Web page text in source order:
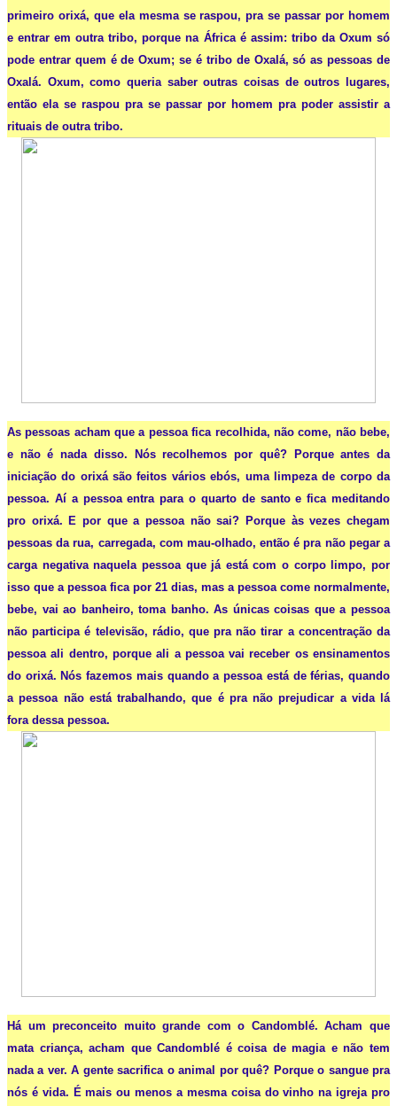
primeiro orixá, que ela mesma se raspou, pra se passar por homem
e entrar em outra tribo, porque na África é assim: tribo da Oxum só
pode entrar quem é de Oxum; se é tribo de Oxalá, só as pessoas de
Oxalá. Oxum, como queria saber outras coisas de outros lugares,
então ela se raspou pra se passar por homem pra poder assistir a
rituais de outra tribo.
As pessoas acham que a pessoa fica recolhida, não come, não bebe,
e não é nada disso. Nós recolhemos por quê? Porque antes da
iniciação do orixá são feitos vários ebós, uma limpeza de corpo da
pessoa. Aí a pessoa entra para o quarto de santo e fica meditando
pro orixá. E por que a pessoa não sai? Porque às vezes chegam
pessoas da rua, carregada, com mau-olhado, então é pra não pegar a
carga negativa naquela pessoa que já está com o corpo limpo, por
isso que a pessoa fica por 21 dias, mas a pessoa come normalmente,
bebe, vai ao banheiro, toma banho. As únicas coisas que a pessoa
não participa é televisão, rádio, que pra não tirar a concentração da
pessoa ali dentro, porque ali a pessoa vai receber os ensinamentos
do orixá. Nós fazemos mais quando a pessoa está de férias, quando
a pessoa não está trabalhando, que é pra não prejudicar a vida lá
fora dessa pessoa.
Há um preconceito muito grande com o Candomblé. Acham que
mata criança, acham que Candomblé é coisa de magia e não tem
nada a ver. A gente sacrifica o animal por quê? Porque o sangue pra
nós é vida. É mais ou menos a mesma coisa do vinho na igreja pro